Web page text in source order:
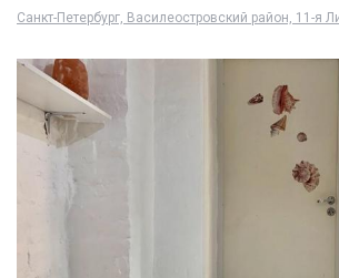
Санкт-Петербург, Василеостровский район, 11-я